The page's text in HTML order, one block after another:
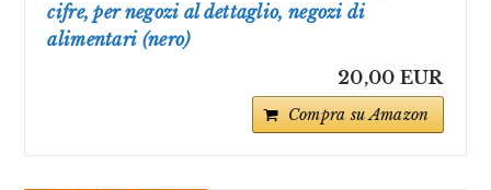
cifre, per negozi al dettaglio, negozi di
alimentari (nero)
20,00 EUR
Compra su Amazon